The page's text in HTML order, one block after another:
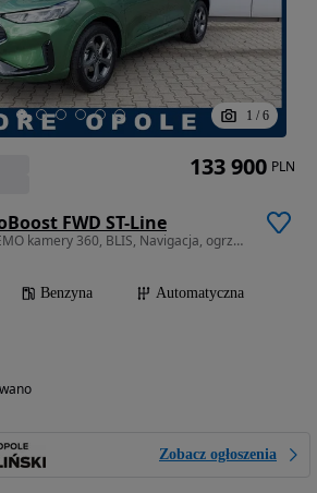
1 / 6
FWD ST-Line
1499 cm3 • 187 KM • DEMO kamery 360, BLIS, Navigacja, ogrzewana kierownica i fotele
Benzyna
Automatyczna
Zobacz ogłoszenia
133 900 PLN